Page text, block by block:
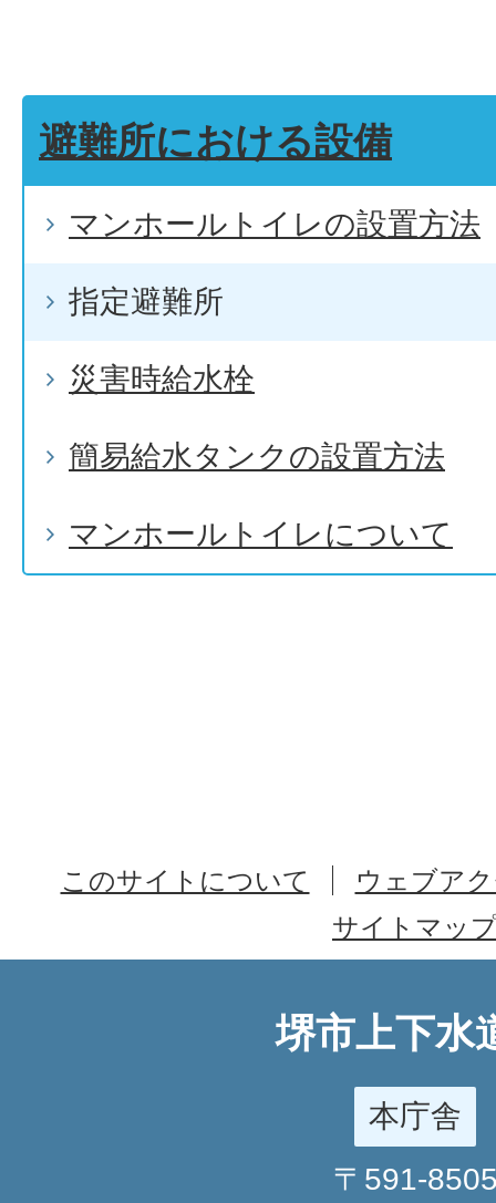
避難所における設備
マンホールトイレの設置方法
指定避難所
災害時給水栓
簡易給水タンクの設置方法
マンホールトイレについて
このサイトについて
ウェブア
サイトマッ
堺市上下水
本庁舎
〒591-